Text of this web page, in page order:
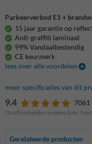
Parkeerverbod E1 +
15 jaar garantie op
Anti-graffiti laminaat
99% Vandaalbestendig
CE keurmerk
lees over alle voordelen
meer specificaties van dit
9.4 7061
Onafhankelijke reviews door
Gerelateerde producten